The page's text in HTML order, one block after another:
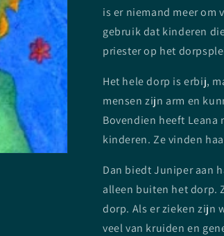
is er niemand meer om
gebruik dat kinderen
priester op het
Het hele dorp is erbij,
mensen zijn arm en
Bovendien heeft Leana
kinderen. Ze vinden
Dan biedt Juniper aan
alleen buiten het dorp.
dorp. Als er zieken zijn
veel van kruiden en